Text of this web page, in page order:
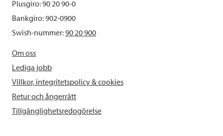
Plusgiro: 90 20 90-0
Bankgiro: 902-0900
Swish-nummer:90 20 900
Om oss
Lediga jobb
Villkor, integritetspolicy & cookies
Retur och ångerrätt
Tillgänglighetsredogörelse